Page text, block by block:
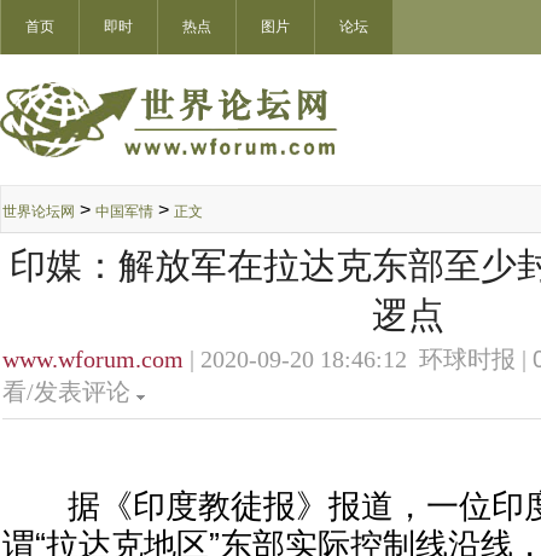
首页 即时 热点 图片 论坛
世界论坛网 > 中国军情 > 正文
印媒：解放军在拉达克东部至少
逻点
www.wforum.com | 2020-09-20 18:46:12 环球时报 |
看/发表评论
据《印度教徒报》报道，一位印
谓“拉达克地区”东部实际控制线沿线